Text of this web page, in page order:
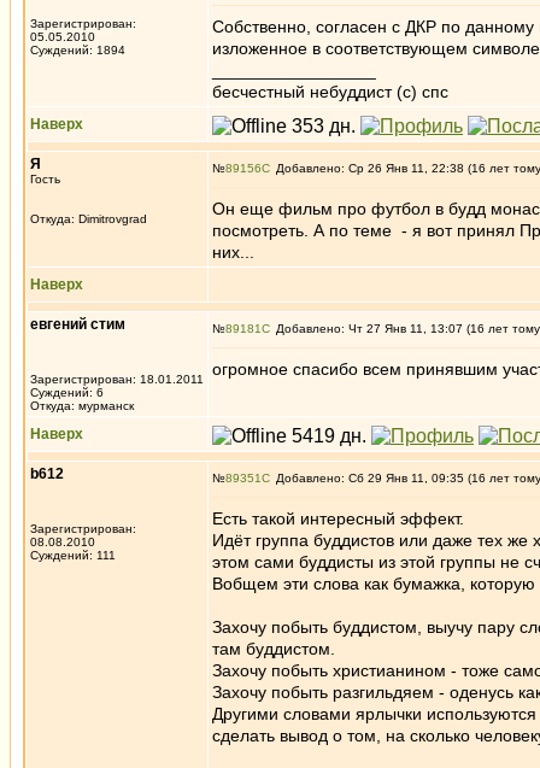
Зарегистрирован:
05.05.2010
Суждений: 1894
Собственно, согласен с ДКР по
изложенное в соответствующем
бесчестный небуддист (с) спс
Наверх
Я
Гость
Откуда: Dimitrovgrad
№89156 Добавлено: Ср 26 Янв 11, 22:38 (16 лет
Он еще фильм про футбол в будд
посмотреть. А по теме - я вот принял
них...
Наверх
евгений стим
Зарегистрирован: 18.01.2011
Суждений: 6
Откуда: мурманск
№89181 Добавлено: Чт 27 Янв 11, 13:07 (16 лет
огромное спасибо всем принявшим
Наверх
b612
Зарегистрирован:
08.08.2010
Суждений: 111
№89351 Добавлено: Сб 29 Янв 11, 09:35 (16 лет
Есть такой интересный эффект.
Идёт группа буддистов или даже тех
этом сами буддисты из этой группы не
Вобщем эти слова как бумажка,
Захочу побыть буддистом, выучу пару
там буддистом.
Захочу побыть христианином - тоже
Захочу побыть разгильдяем - оденусь
Другими словами ярлычки
сделать вывод о том, на сколько